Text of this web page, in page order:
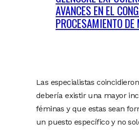
AVANCES EN EL
PROCESAMIENTO
Las especialistas
debería existir una mayor
féminas y que estas sean
un puesto específico y no